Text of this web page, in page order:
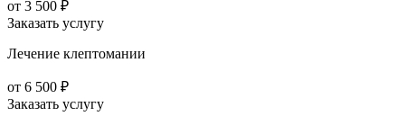
от 3 500 ₽
Заказать услугу
Лечение клептомании
от 6 500 ₽
Заказать услугу